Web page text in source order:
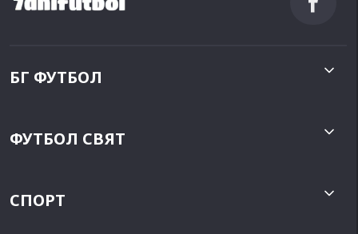
БГ ФУТБОЛ
ФУТБОЛ СВЯТ
СПОРТ